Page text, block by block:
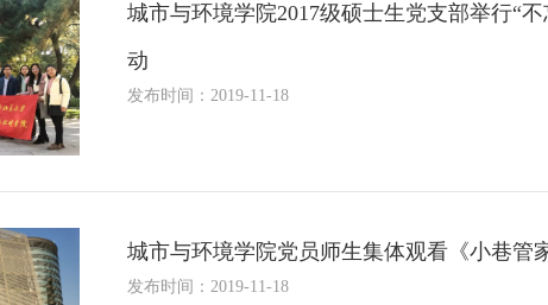
城市与环境学院2017级硕士生党支部举行“
动
发布时间：2019-11-18
城市与环境学院党员师生集体观看《小巷管家
发布时间：2019-11-18